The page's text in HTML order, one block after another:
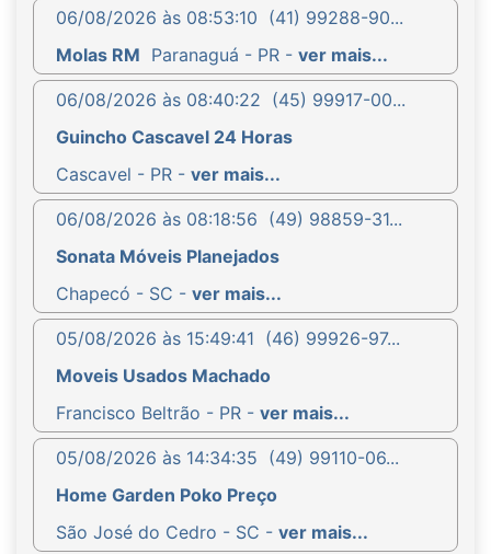
06/08/2026 às 08:53:10 (41) 99288-90...
Molas RM Paranaguá - PR - ver mais...
06/08/2026 às 08:40:22 (45) 99917-00...
Guincho Cascavel 24 Horas
Cascavel - PR - ver mais...
06/08/2026 às 08:18:56 (49) 98859-31...
Sonata Móveis Planejados
Chapecó - SC - ver mais...
05/08/2026 às 15:49:41 (46) 99926-97...
Moveis Usados Machado
Francisco Beltrão - PR - ver mais...
05/08/2026 às 14:34:35 (49) 99110-06...
Home Garden Poko Preço
São José do Cedro - SC - ver mais...